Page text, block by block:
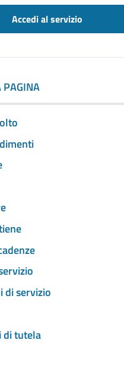
Accedi al servizio
PAGINA
di servizio
di tutela